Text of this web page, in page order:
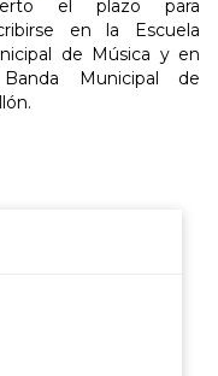
el plazo para
en la Escuela
de Música y en
Municipal de